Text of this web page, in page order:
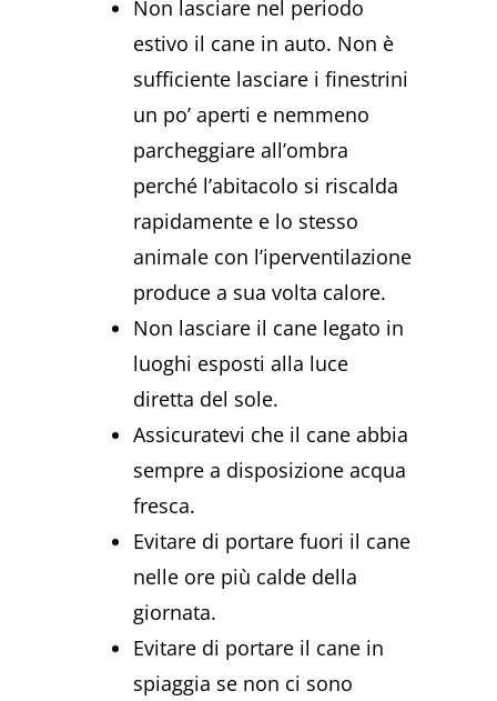
Non lasciare nel periodo
estivo il cane in auto. Non è
sufficiente lasciare i finestrini
un po’ aperti e nemmeno
parcheggiare all’ombra
perché l’abitacolo si riscalda
rapidamente e lo stesso
animale con l’iperventilazione
produce a sua volta calore.
Non lasciare il cane legato in
luoghi esposti alla luce
diretta del sole.
Assicuratevi che il cane abbia
sempre a disposizione acqua
fresca.
Evitare di portare fuori il cane
nelle ore più calde della
giornata.
Evitare di portare il cane in
spiaggia se non ci sono